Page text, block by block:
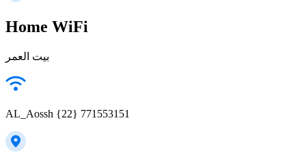
Home WiFi
بيت العمر
AL_Aossh {22} 771553151